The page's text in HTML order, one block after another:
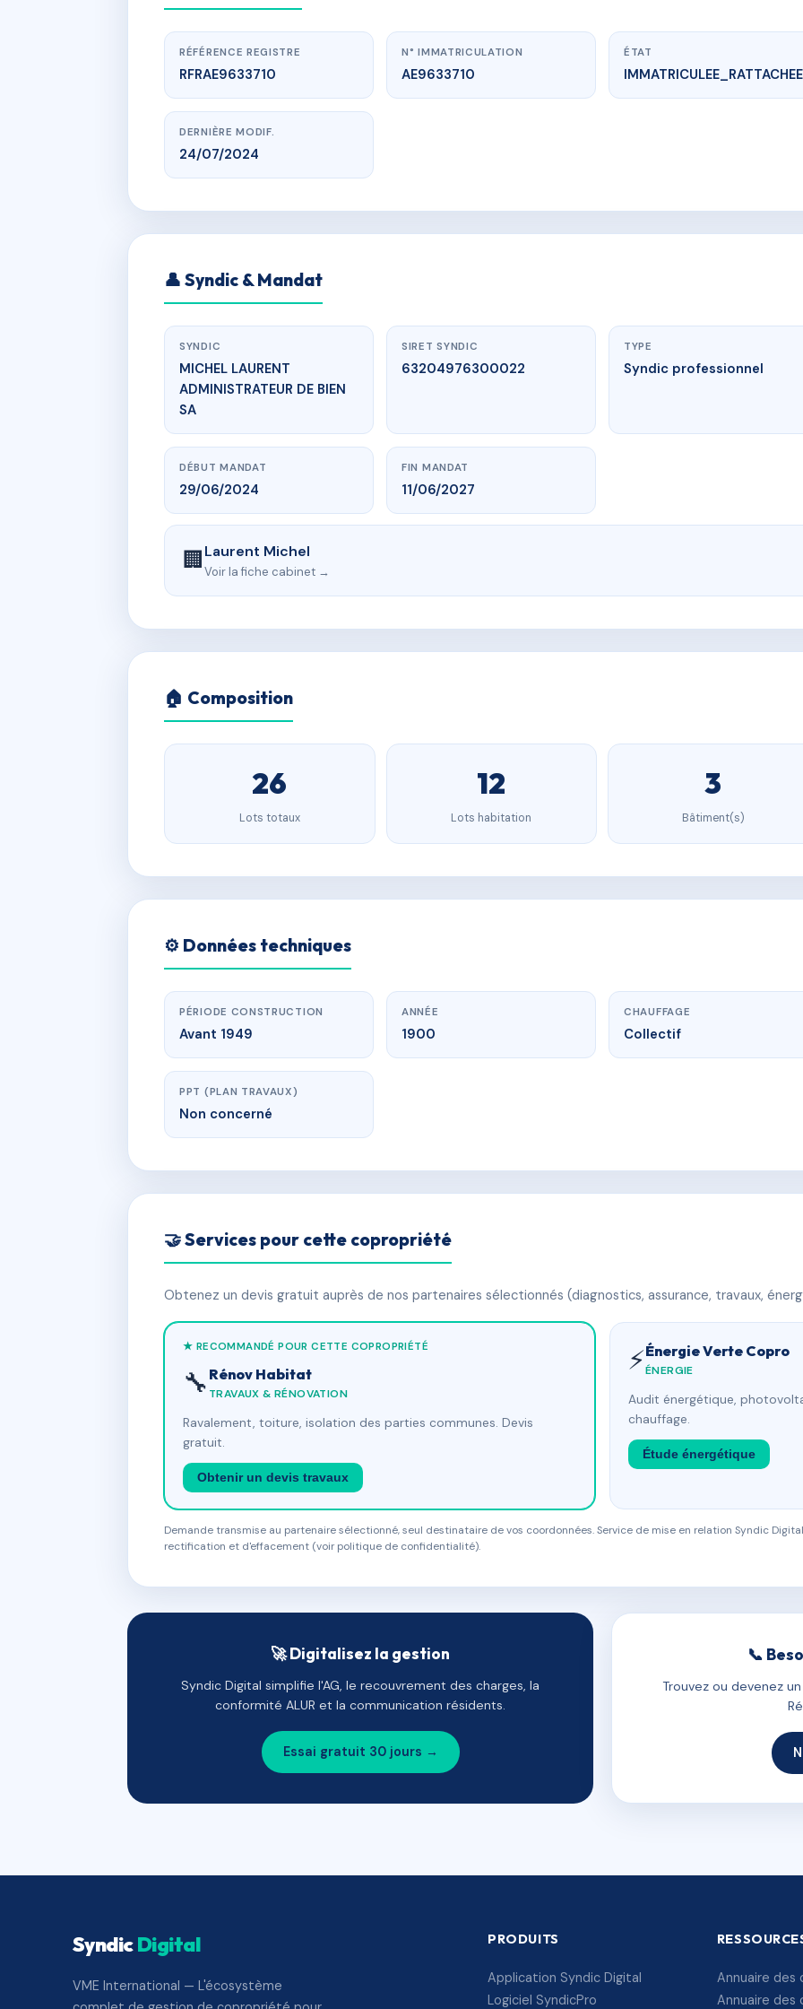
RÉFÉRENCE REGISTRE
RFRAE9633710
N° IMMATRICULATION
AE9633710
ÉTAT
IMMATRICULEE_RATTACHEE
DERNIÈRE MODIF.
24/07/2024
👤 Syndic & Mandat
SYNDIC
MICHEL LAURENT
ADMINISTRATEUR DE BIEN
SA
SIRET SYNDIC
63204976300022
TYPE
Syndic professionnel
DÉBUT MANDAT
29/06/2024
FIN MANDAT
11/06/2027
🏢Laurent Michel
Voir la fiche cabinet →
🏠 Composition
26
Lots totaux
12
Lots habitation
3
Bâtiment(s)
⚙️ Données techniques
PÉRIODE CONSTRUCTION
Avant 1949
ANNÉE
1900
CHAUFFAGE
Collectif
PPT (PLAN TRAVAUX)
Non concerné
🤝 Services pour cette copropriété
Obtenez un devis gratuit auprès de nos partenaires sélectionnés (diagnostics, assurance, travaux,
★ RECOMMANDÉ POUR CETTE COPROPRIÉTÉ
🔧 Rénov Habitat
TRAVAUX & RÉNOVATION
Ravalement, toiture, isolation des parties communes. Devis
gratuit.
Obtenir un devis travaux
⚡Énergie Verte Copro
ÉNERGIE
Audit énergétique,
chauffage.
Étude énergétique
Demande transmise au partenaire sélectionné, seul destinataire de vos coordonnées. Service de mise en relation Syndic
rectification et d'effacement (voir politique de confidentialité).
🚀 Digitalisez la gestion
Syndic Digital simplifie l'AG, le recouvrement des charges, la
conformité ALUR et la communication résidents.
Essai gratuit 30 jours →
📞
Trouvez ou devenez
SyndicDigital
VME International — L'écosystème
PRODUITS
Application Syndic Digital
Logiciel SyndicPro
Annuaire
Annuaire des